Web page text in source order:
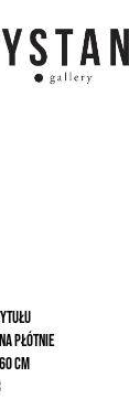
płótnie
cm